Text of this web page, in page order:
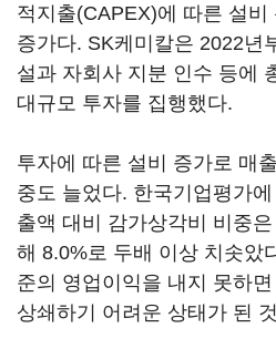
적지출(CAPEX)에 따른 설비
증가다. SK케미칼은 2022년
설과 자회사 지분 인수 등에
대규모 투자를 집행했다.
투자에 따른 설비 증가로 매
중도 늘었다. 한국기업평가
출액 대비 감가상각비 비중
해 8.0%로 두배 이상 치솟았
준의 영업이익을 내지 못하
상쇄하기 어려운 상태가 된